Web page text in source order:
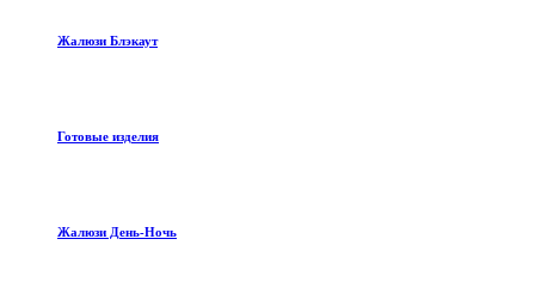
Жалюзи Блэкаут
Готовые изделия
Жалюзи День-Ночь